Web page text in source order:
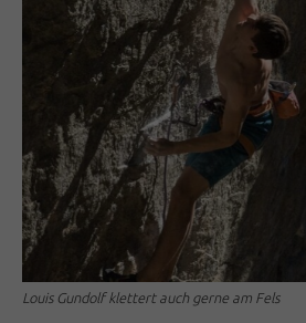
Louis Gundolf klettert auch gerne am Fels